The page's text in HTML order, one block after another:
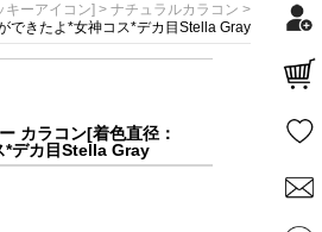
キーアイコン] > ナチュラルカラコン >
できたよ*女神コス*デカ目Stella Gray
カラコン[着色直径：
*デカ目Stella Gray